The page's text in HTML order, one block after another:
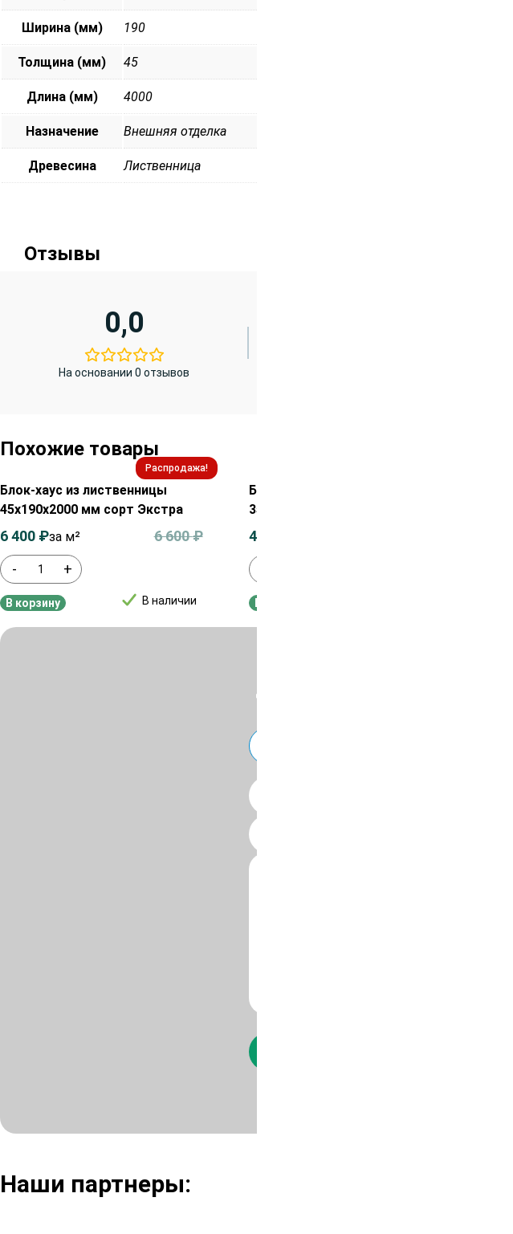
Ширина (мм) 190
Толщина (мм) 45
Длина (мм) 4000
Назначение Внешняя отделка
Древесина Лиственница
Отзывы
0,0
На основании 0 отзывов
Похожие товары
Распродажа!
Блок-хаус из лиственницы
45х190х2000 мм сорт Экстра
- +
В наличии
6 600₽
6 400 ₽за м²
В корзину
Блок-хаус из лиственницы
35х190х2000 мм сорт Экстра
4 100
Отправить
Для уточнения цены позвоните,
или отправьте заявку, и
Нажимая кнопку Отправить, Вы
персональных
Наши партнеры: